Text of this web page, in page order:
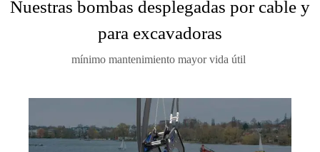
Nuestras bombas desplegadas por cable y
para excavadoras
mínimo mantenimiento mayor vida útil